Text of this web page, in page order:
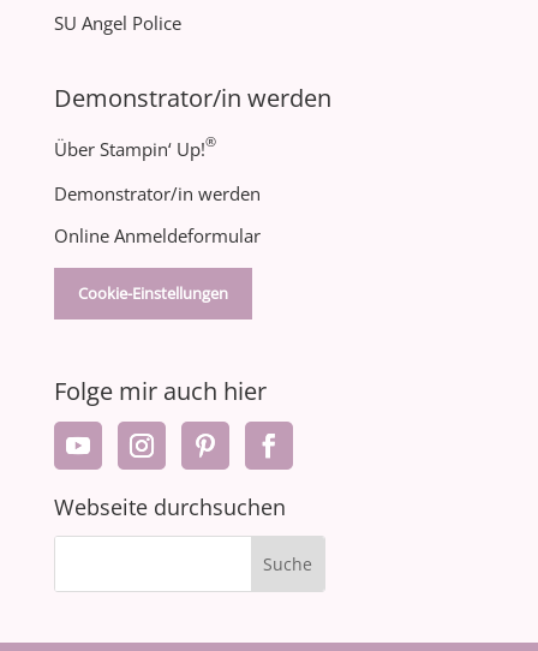
SU Angel Police
Demonstrator/in werden
Über Stampin‘ Up!®
Demonstrator/in werden
Online Anmeldeformular
Cookie-Einstellungen
Folge mir auch hier
Webseite durchsuchen